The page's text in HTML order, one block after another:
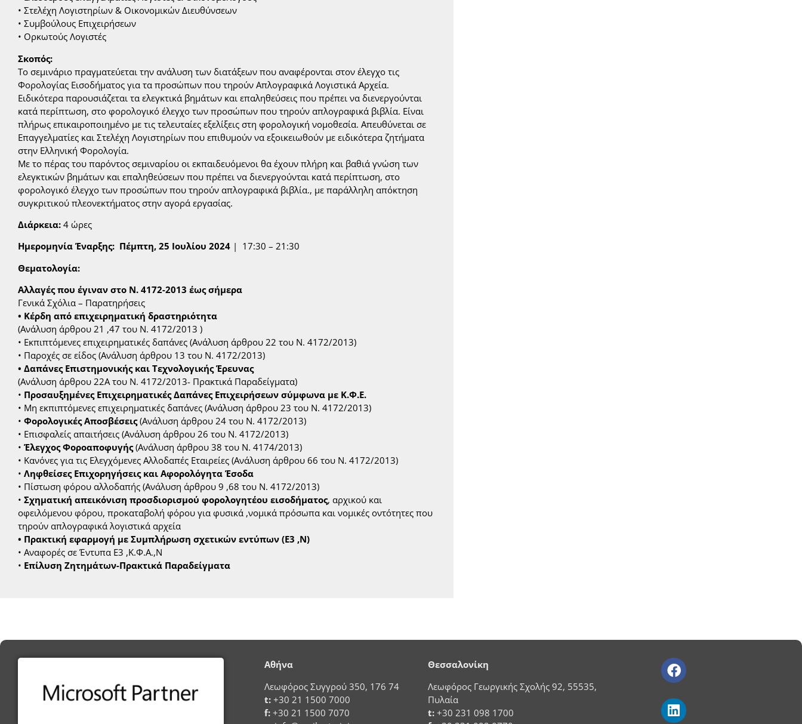
• Στελέχη Λογιστηρίων & Οικονομικών Διευθύνσεων
• Συμβούλους Επιχειρήσεων
• Ορκωτούς Λογιστές
Σκοπός:
Το σεμινάριο πραγματεύεται την ανάλυση των διατάξεων που αναφέρονται στον έλεγχο τις
Φορολογίας Εισοδήματος για τα προσώπων που τηρούν Απλογραφικά Λογιστικά Αρχεία.
Ειδικότερα παρουσιάζεται τα ελεγκτικά βημάτων και επαληθεύσεις που πρέπει να διενεργούνται
κατά περίπτωση, στο φορολογικό έλεγχο των προσώπων που τηρούν απλογραφικά βιβλία. Είναι
πλήρως επικαιροποιημένο με τις τελευταίες εξελίξεις στη φορολογική νομοθεσία. Απευθύνεται σε
Επαγγελματίες και Στελέχη Λογιστηρίων που επιθυμούν να εξοικειωθούν με ειδικότερα ζητήματα
στην Ελληνική Φορολογία.
Με το πέρας του παρόντος σεμιναρίου οι εκπαιδευόμενοι θα έχουν πλήρη και βαθιά γνώση των
ελεγκτικών βημάτων και επαληθεύσεων που πρέπει να διενεργούνται κατά περίπτωση, στο
φορολογικό έλεγχο των προσώπων που τηρούν απλογραφικά βιβλία., με παράλληλη απόκτηση
συγκριτικού πλεονεκτήματος στην αγορά εργασίας.
Διάρκεια: 4 ώρες
Ημερομηνία Έναρξης: Πέμπτη, 25 Ιουλίου 2024 | 17:30 – 21:30
Θεματολογία:
Αλλαγές που έγιναν στο Ν. 4172-2013 έως σήμερα
Γενικά Σχόλια – Παρατηρήσεις
• Κέρδη από επιχειρηματική δραστηριότητα
(Ανάλυση άρθρου 21 ,47 του Ν. 4172/2013 )
• Εκπιπτόμενες επιχειρηματικές δαπάνες (Ανάλυση άρθρου 22 του Ν. 4172/2013)
• Παροχές σε είδος (Ανάλυση άρθρου 13 του Ν. 4172/2013)
• Δαπάνες Επιστημονικής και Τεχνολογικής Έρευνας
(Ανάλυση άρθρου 22Α του Ν. 4172/2013- Πρακτικά Παραδείγματα)
• Προσαυξημένες Επιχειρηματικές Δαπάνες Επιχειρήσεων σύμφωνα με Κ.Φ.Ε.
• Μη εκπιπτόμενες επιχειρηματικές δαπάνες (Ανάλυση άρθρου 23 του Ν. 4172/2013)
• Φορολογικές Αποσβέσεις(Ανάλυση άρθρου 24 του Ν. 4172/2013)
• Επισφαλείς απαιτήσεις (Ανάλυση άρθρου 26 του Ν. 4172/2013)
• Έλεγχος Φοροαποφυγής(Ανάλυση άρθρου 38 του Ν. 4174/2013)
• Κανόνες για τις Ελεγχόμενες Αλλοδαπές Εταιρείες (Ανάλυση άρθρου 66 του Ν. 4172/2013)
• Ληφθείσες Επιχορηγήσεις και Αφορολόγητα Έσοδα
• Πίστωση φόρου αλλοδαπής (Ανάλυση άρθρου 9 ,68 του Ν. 4172/2013)
• Σχηματική απεικόνιση προσδιορισμού φορολογητέου εισοδήματος, αρχικού και
οφειλόμενου φόρου, προκαταβολή φόρου για φυσικά ,νομικά πρόσωπα και νομικές οντότητες που
τηρούν απλογραφικά λογιστικά αρχεία
• Πρακτική εφαρμογή με Συμπλήρωση σχετικών εντύπων (Ε3 ,Ν)
• Αναφορές σε Έντυπα Ε3 ,Κ.Φ.Α.,Ν
• Επίλυση Ζητημάτων-Πρακτικά Παραδείγματα
Αθήνα
Λεωφόρος Συγγρού 350, 176 74
t: +30 21 1500 7000
f: +30 21 1500 7070
Θεσσαλονίκη
Λεωφόρος Γεωργικής Σχολής 92, 55535,
Πυλαία
t: +30 231 098 1700